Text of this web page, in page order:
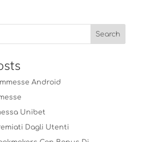
Android
Unibet
Dagli Utenti